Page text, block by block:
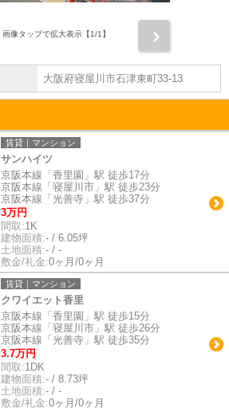
画像タップで拡大表示【1/1】
大阪府寝屋川市石津東町33-13
賃貸｜マンション
サンハイツ
京阪本線「香里園」駅 徒歩17分
京阪本線「寝屋川市」駅 徒歩23分
京阪本線「光善寺」駅 徒歩37分
3万円
間取:1K
建物面積:- / 6.05坪
土地面積:- / -
敷金/礼金:0ヶ月/0ヶ月
賃貸｜マンション
クワイエット香里
京阪本線「香里園」駅 徒歩15分
京阪本線「寝屋川市」駅 徒歩26分
京阪本線「光善寺」駅 徒歩35分
3.7万円
間取:1DK
建物面積:- / 8.73坪
土地面積:- / -
敷金/礼金:0ヶ月/0ヶ月